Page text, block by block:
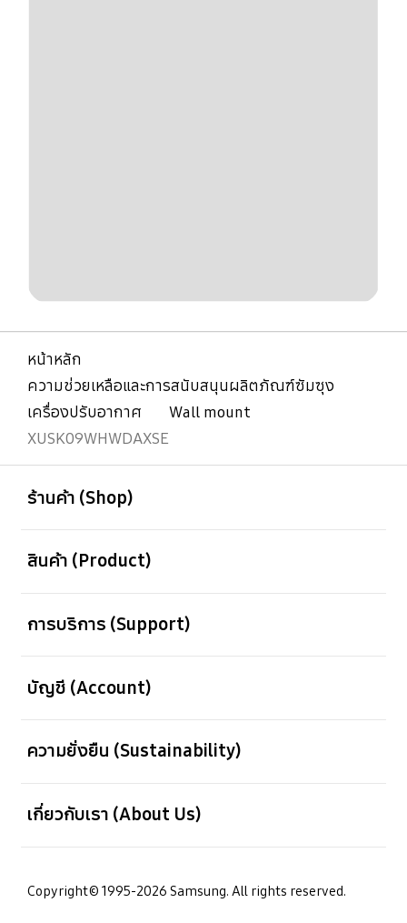
หน้าหลัก
ความช่วยเหลือและการสนับสนุนผลิตภัณฑ์ซัมซุง
เครื่องปรับอากาศ
Wall mount
XUSK09WHWDAXSE
ร้านค้า (Shop)
สินค้า (Product)
การบริการ (Support)
บัญชี (Account)
ความยั่งยืน (Sustainability)
เกี่ยวกับเรา (About Us)
Copyright© 1995-2026 Samsung. All rights reserved.